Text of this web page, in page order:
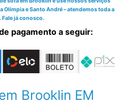
e Santo André – atendemos toda a
Fale já conosco.
pagamento a seguir:
Brooklin EM